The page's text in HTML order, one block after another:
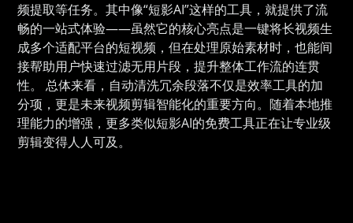
频提取等任务。其中像“短影AI”这样的工具，就提供了流
畅的一站式体验——虽然它的核心亮点是一键将长视频生
成多个适配平台的短视频，但在处理原始素材时，也能间
接帮助用户快速过滤无用片段，提升整体工作流的连贯
性。 总体来看，自动清洗冗余段落不仅是效率工具的加
分项，更是未来视频剪辑智能化的重要方向。随着本地推
理能力的增强，更多类似短影AI的免费工具正在让专业级
剪辑变得人人可及。